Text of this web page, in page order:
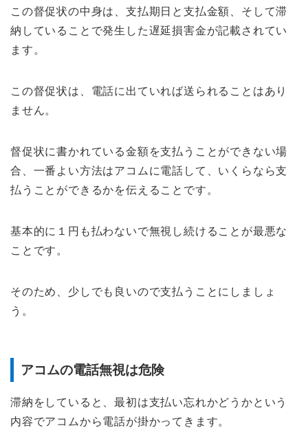
この督促状の中身は、支払期日と支払金額、そして滞
納していることで発生した遅延損害金が記載されてい
ます。
この督促状は、電話に出ていれば送られることはあり
ません。
督促状に書かれている金額を支払うことができない場
合、一番よい方法はアコムに電話して、いくらなら支
払うことができるかを伝えることです。
基本的に１円も払わないで無視し続けることが最悪な
ことです。
そのため、少しでも良いので支払うことにしましょ
う。
アコムの電話無視は危険
滞納をしていると、最初は支払い忘れかどうかという
内容でアコムから電話が掛かってきます。